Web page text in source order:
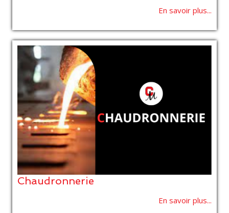
En savoir plus...
Chaudronnerie
En savoir plus...